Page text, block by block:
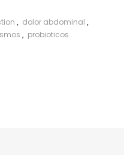
, dolor abdominal ,
, probioticos